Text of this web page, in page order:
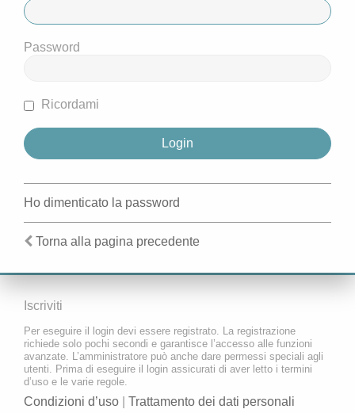
Password
Ricordami
Ho dimenticato la password
Torna alla pagina precedente
Iscriviti
Per eseguire il login devi essere registrato. La registrazione
richiede solo pochi secondi e garantisce l’accesso alle funzioni
avanzate. L’amministratore può anche dare permessi speciali agli
utenti. Prima di eseguire il login assicurati di aver letto i termini
d’uso e le varie regole.
Condizioni d’uso Trattamento dei dati personali